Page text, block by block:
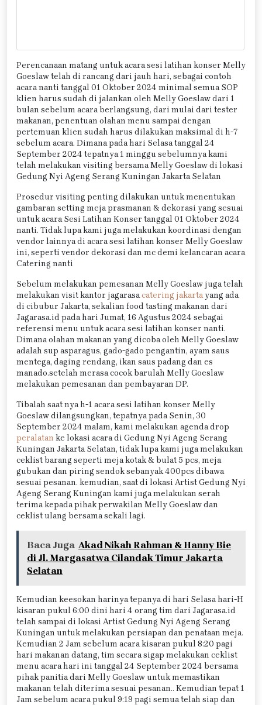
Perencanaan matang untuk acara sesi latihan konser Melly
Goeslaw telah di rancang dari jauh hari, sebagai contoh
acara nanti tanggal 01 Oktober 2024 minimal semua SOP
klien harus sudah di jalankan oleh Melly Goeslaw dari 1
bulan sebelum acara berlangsung, dari mulai dari tester
makanan, penentuan olahan menu sampai dengan
pertemuan klien sudah harus dilakukan maksimal di h-7
sebelum acara. Dimana pada hari Selasa tanggal 24
September 2024 tepatnya 1 minggu sebelumnya kami
telah melakukan visiting bersama Melly Goeslaw di lokasi
Gedung Nyi Ageng Serang Kuningan Jakarta Selatan
Prosedur visiting penting dilakukan untuk menentukan
gambaran setting meja prasmanan & dekorasi yang sesuai
untuk acara Sesi Latihan Konser tanggal 01 Oktober 2024
nanti. Tidak lupa kami juga melakukan koordinasi dengan
vendor lainnya di acara sesi latihan konser Melly Goeslaw
ini, seperti vendor dekorasi dan mc demi kelancaran acara
Catering nanti
Sebelum melakukan pemesanan Melly Goeslaw juga telah
melakukan visit kantor jagarasacatering jakartayang ada
di cibubur Jakarta, sekalian food tasting makanan dari
Jagarasa.id pada hari Jumat, 16 Agustus 2024 sebagai
referensi menu untuk acara sesi latihan konser nanti.
Dimana olahan makanan yang dicoba oleh Melly Goeslaw
adalah sup asparagus, gado-gado pengantin, ayam saus
mentega, daging rendang, ikan saus padang dan es
manado.setelah merasa cocok barulah Melly Goeslaw
melakukan pemesanan dan pembayaran DP.
Tibalah saat nya h-1 acara sesi latihan konser Melly
Goeslaw dilangsungkan, tepatnya pada Senin, 30
September 2024 malam, kami melakukan agenda drop
peralatan ke lokasi acara di Gedung Nyi Ageng Serang
Kuningan Jakarta Selatan, tidak lupa kami juga melakukan
ceklist barang seperti meja kotak & bulat 5 pcs, meja
gubukan dan piring sendok sebanyak 400pcs dibawa
sesuai pesanan. kemudian, saat di lokasi Artist Gedung Nyi
Ageng Serang Kuningan kami juga melakukan serah
terima kepada pihak perwakilan Melly Goeslaw dan
ceklist ulang bersama sekali lagi.
Baca Juga Akad Nikah Rahman & Hanny Bie
di Jl. Margasatwa Cilandak Timur Jakarta
Selatan
Kemudian keesokan harinya tepanya di hari Selasa hari-H
kisaran pukul 6:00 dini hari 4 orang tim dari Jagarasa.id
telah sampai di lokasi Artist Gedung Nyi Ageng Serang
Kuningan untuk melakukan persiapan dan penataan meja.
Kemudian 2 Jam sebelum acara kisaran pukul 8:20 pagi
hari makanan datang, tim secara sigap melakukan ceklist
menu acara hari ini tanggal 24 September 2024 bersama
pihak panitia dari Melly Goeslaw untuk memastikan
makanan telah diterima sesuai pesanan.. Kemudian tepat 1
Jam sebelum acara pukul 9:19 pagi semua telah siap dan